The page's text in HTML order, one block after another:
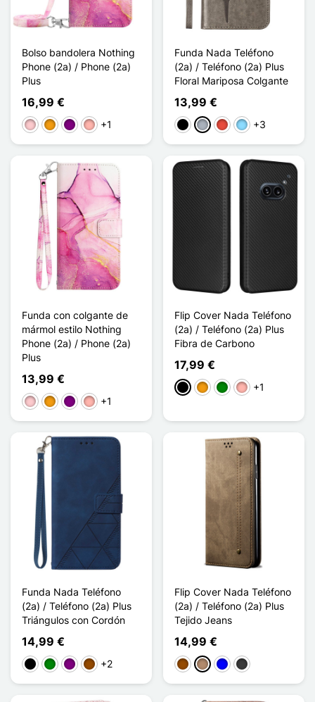
Bolso bandolera Nothing
Phone (2a) / Phone (2a)
Plus
16,99 €
RosaNaranjaPúrpuraOro rosa
+1
Funda Nada Teléfono
(2a) / Teléfono (2a) Plus
Floral Mariposa Colgante
13,99 €
Negro
Gris RojoAzul claro
+3
Funda con colgante de
mármol estilo Nothing
Phone (2a) / Phone (2a)
Plus
13,99 €
RosaNaranjaPúrpuraOro rosa
+1
Flip Cover Nada Teléfono
(2a) / Teléfono (2a) Plus
Fibra de Carbono
17,99 €
NegroNaranja
VerdeOro rosa
+1
Funda Nada Teléfono
(2a) / Teléfono (2a) Plus
Triángulos con Cordón
14,99 €
NegroVerdePúrpuraMarrón
+2
Flip Cover Nada Teléfono
(2a) / Teléfono (2a) Plus
Tejido Jeans
14,99 €
MarrónTopoAzulGris oscuro